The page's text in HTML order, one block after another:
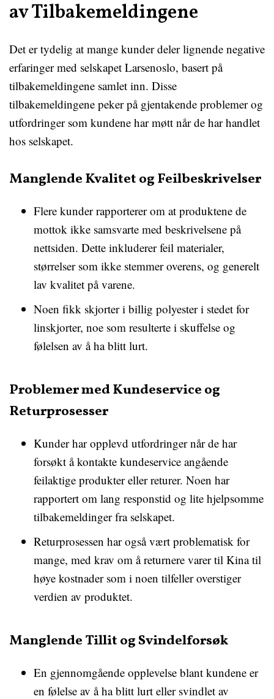
av Tilbakemeldingene
Det er tydelig at mange kunder deler lignende negative
erfaringer med selskapet Larsenoslo, basert på
tilbakemeldingene samlet inn. Disse
tilbakemeldingene peker på gjentakende problemer og
utfordringer som kundene har møtt når de har handlet
hos selskapet.
Manglende Kvalitet og Feilbeskrivelser
Flere kunder rapporterer om at produktene de
mottok ikke samsvarte med beskrivelsene på
nettsiden. Dette inkluderer feil materialer,
størrelser som ikke stemmer overens, og generelt
lav kvalitet på varene.
Noen fikk skjorter i billig polyester i stedet for
linskjorter, noe som resulterte i skuffelse og
følelsen av å ha blitt lurt.
Problemer med Kundeservice og
Returprosesser
Kunder har opplevd utfordringer når de har
forsøkt å kontakte kundeservice angående
feilaktige produkter eller returer. Noen har
rapportert om lang responstid og lite hjelpsomme
tilbakemeldinger fra selskapet.
Returprosessen har også vært problematisk for
mange, med krav om å returnere varer til Kina til
høye kostnader som i noen tilfeller overstiger
verdien av produktet.
Manglende Tillit og Svindelforsøk
En gjennomgående opplevelse blant kundene er
en følelse av å ha blitt lurt eller svindlet av